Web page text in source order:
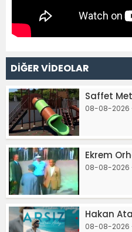
DİĞER VİDEOLAR
Saffet
08-08-2026
Ekrem
08-08-2026
Hakan
08-08-2026